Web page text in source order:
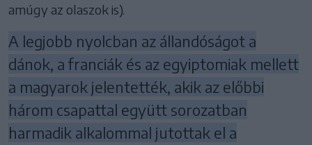
amúgy az olaszok is).
A legjobb nyolcban az állandóságot a
dánok, a franciák és az egyiptomiak mellett
a magyarok jelentették, akik az előbbi
három csapattal együtt sorozatban
harmadik alkalommal jutottak el a